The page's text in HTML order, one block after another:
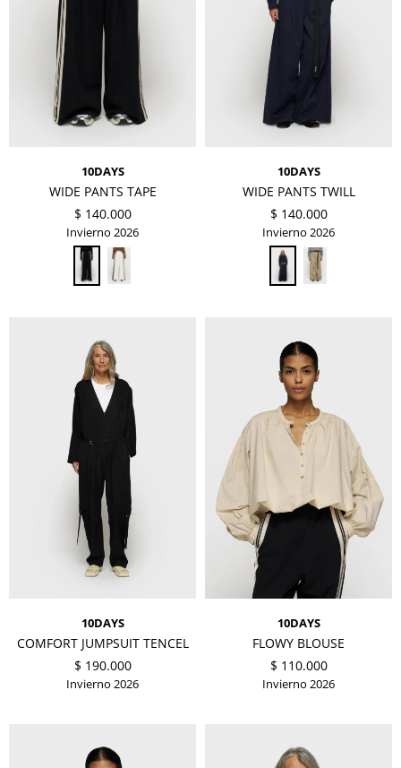
10DAYS
WIDE PANTS TAPE
$ 140.000
Invierno 2026
10DAYS
WIDE PANTS TWILL
$ 140.000
Invierno 2026
10DAYS
COMFORT JUMPSUIT TENCEL
$ 190.000
Invierno 2026
10DAYS
FLOWY BLOUSE
$ 110.000
Invierno 2026